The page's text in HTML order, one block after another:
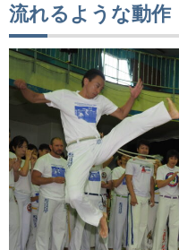
流れるような動作